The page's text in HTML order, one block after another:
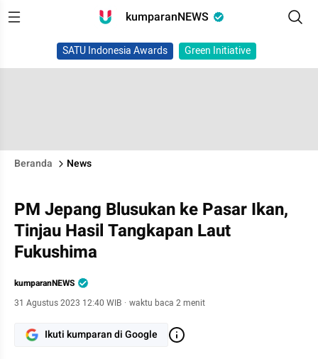
kumparanNEWS
SATU Indonesia Awards Green Initiative
Beranda News
PM Jepang Blusukan ke Pasar Ikan,
Tinjau Hasil Tangkapan Laut
Fukushima
kumparanNEWS
31 Agustus 2023 12:40 WIB · waktu baca 2 menit
Ikuti kumparan di Google